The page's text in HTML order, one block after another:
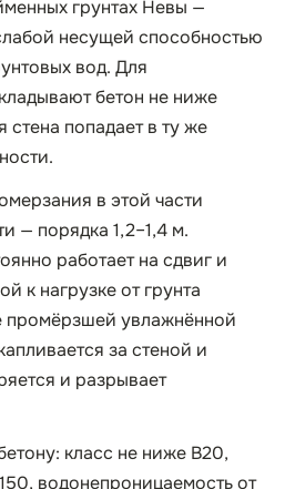
грунтах Невы —
несущей способностью
вод. Для
бетон не ниже
попадает в ту же
в этой части
— порядка 1,2–1,4 м.
работает на сдвиг и
к нагрузке от грунта
промёрзшей увлажнённой
за стеной и
и разрывает
класс не ниже B20,
водонепроницаемость от